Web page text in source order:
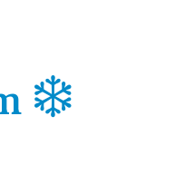
❄️